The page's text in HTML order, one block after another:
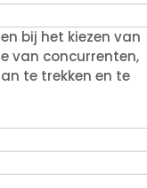
bij het kiezen van
van concurrenten,
te trekken en te